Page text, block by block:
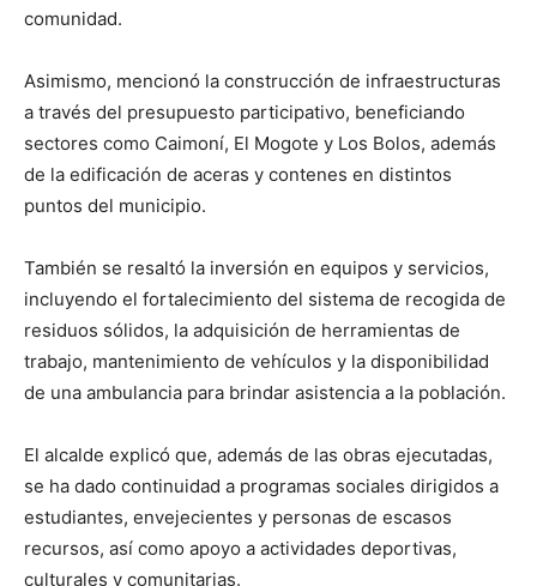
comunidad.
Asimismo, mencionó la construcción de infraestructuras
a través del presupuesto participativo, beneficiando
sectores como Caimoní, El Mogote y Los Bolos, además
de la edificación de aceras y contenes en distintos
puntos del municipio.
También se resaltó la inversión en equipos y servicios,
incluyendo el fortalecimiento del sistema de recogida de
residuos sólidos, la adquisición de herramientas de
trabajo, mantenimiento de vehículos y la disponibilidad
de una ambulancia para brindar asistencia a la población.
El alcalde explicó que, además de las obras ejecutadas,
se ha dado continuidad a programas sociales dirigidos a
estudiantes, envejecientes y personas de escasos
recursos, así como apoyo a actividades deportivas,
culturales y comunitarias.